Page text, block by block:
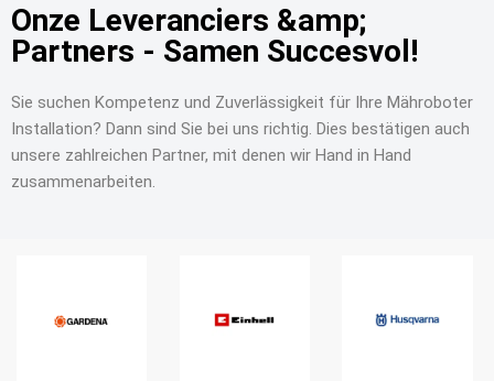
Onze Leveranciers &amp;
Partners - Samen Succesvol!
Sie suchen Kompetenz und Zuverlässigkeit für Ihre Mähroboter
Installation? Dann sind Sie bei uns richtig. Dies bestätigen auch
unsere zahlreichen Partner, mit denen wir Hand in Hand
zusammenarbeiten.